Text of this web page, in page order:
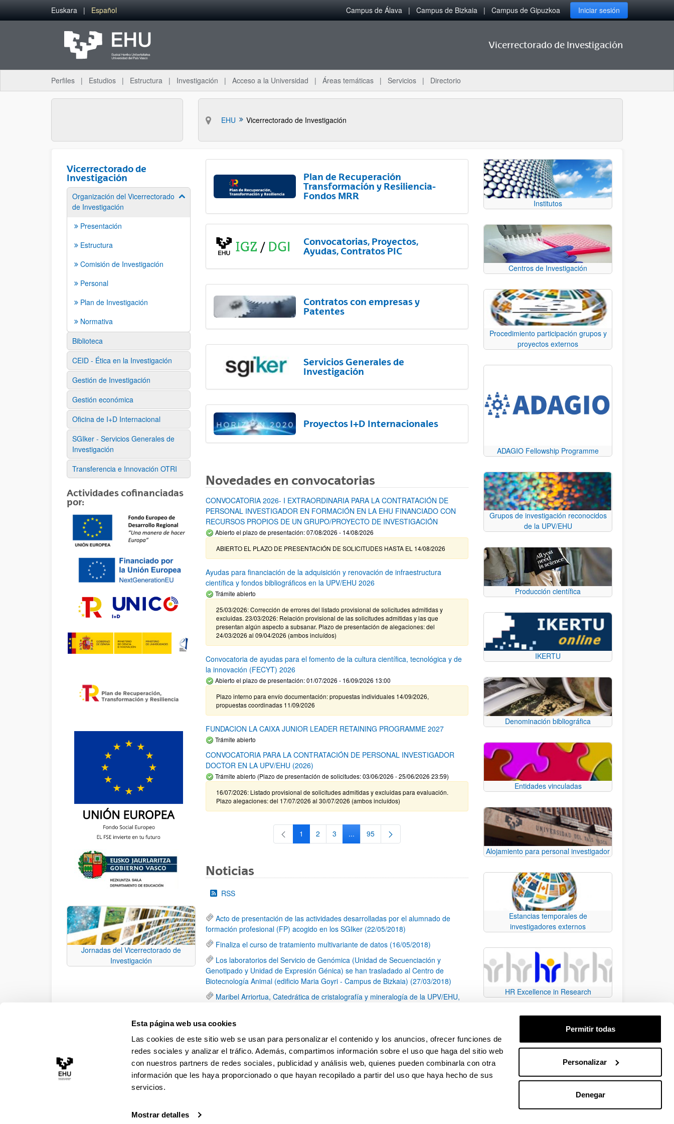
Esta página web usa cookies
Las cookies de este sitio web se usan para personalizar el contenido y los anuncios, ofrecer funciones de
redes sociales y analizar el tráfico. Además, compartimos información sobre el uso que haga del sitio web
con nuestros partners de redes sociales, publicidad y análisis web, quienes pueden combinarla con otra
información que les haya proporcionado o que hayan recopilado a partir del uso que haya hecho de sus
servicios.
Mostrar detalles
Permitir todas
Personalizar
Denegar
Saltar al contenido principal
Euskara Español Campus de Álava Campus de Bizkaia Campus de Gipuzkoa Iniciar sesión
Vicerrectorado de Investigación
Perfiles Estudios Estructura Investigación Acceso a la Universidad Áreas temáticas Servicios Directorio
EHU Vicerrectorado de Investigación
Vicerrectorado de
Investigación
Organización del Vicerrectorado
de Investigación
Mostrar/ocultar subpáginas
Presentación
Estructura
Comisión de Investigación
Personal
Plan de Investigación
Normativa
Biblioteca
CEID - Ética en la Investigación
Gestión de Investigación
Gestión económica
Oficina de I+D Internacional
SGIker - Servicios Generales de
Investigación
Transferencia e Innovación OTRI
Actividades cofinanciadas
por:
Jornadas del Vicerrectorado de
Investigación
Plan de Recuperación
Transformación y Resiliencia-
Fondos MRR
Convocatorias, Proyectos,
Ayudas, Contratos PIC
Contratos con empresas y
Patentes
Servicios Generales de
Investigación
Proyectos I+D Internacionales
Novedades en convocatorias
CONVOCATORIA 2026- I EXTRAORDINARIA PARA LA CONTRATACIÓN DE
PERSONAL INVESTIGADOR EN FORMACIÓN EN LA EHU FINANCIADO CON
RECURSOS PROPIOS DE UN GRUPO/PROYECTO DE INVESTIGACIÓN
Abierto el plazo de presentación: 07/08/2026 - 14/08/2026
ABIERTO EL PLAZO DE PRESENTACIÓN DE SOLICITUDES HASTA EL 14/08/2026
Ayudas para financiación de la adquisición y renovación de infraestructura
científica y fondos bibliográficos en la UPV/EHU 2026
Trámite abierto
25/03/2026: Corrección de errores del listado provisional de solicitudes admitidas y
excluidas. 23/03/2026: Relación provisional de las solicitudes admitidas y las que
presentan algún aspecto a subsanar. Plazo de presentación de alegaciones: del
24/03/2026 al 09/04/2026 (ambos incluídos)
Convocatoria de ayudas para el fomento de la cultura científica, tecnológica y de
la innovación (FECYT) 2026
Abierto el plazo de presentación: 01/07/2026 - 16/09/2026 13:00
Plazo interno para envío documentación: propuestas individuales 14/09/2026,
propuestas coordinadas 11/09/2026
FUNDACION LA CAIXA JUNIOR LEADER RETAINING PROGRAMME 2027
Trámite abierto
CONVOCATORIA PARA LA CONTRATACIÓN DE PERSONAL INVESTIGADOR
DOCTOR EN LA UPV/EHU (2026)
Trámite abierto (Plazo de presentación de solicitudes: 03/06/2026 - 25/06/2026 23:59)
16/07/2026: Listado provisional de solicitudes admitidas y excluidas para evaluación.
Plazo alegaciones: del 17/07/2026 al 30/07/2026 (ambos incluídos)
Página
1 Página
2 Página
3 ...Páginas intermedias Use TAB para desplazarse.
Página
95
Noticias
RSS
Acto de presentación de las actividades desarrolladas por el alumnado de
formación profesional (FP) acogido en los SGIker (22/05/2018)
Finaliza el curso de tratamiento multivariante de datos (16/05/2018)
Los laboratorios del Servicio de Genómica (Unidad de Secuenciación y
Genotipado y Unidad de Expresión Génica) se han trasladado al Centro de
Biotecnología Animal (edificio Maria Goyri - Campus de Bizkaia) (27/03/2018)
Maribel Arriortua, Catedrática de cristalografía y mineralogía de la UPV/EHU,
(12/03/2018)
Página
1 ...Páginas intermedias Use TAB para desplazarse.
Página
13 Página
14 Página
15 ...Páginas intermedias Use TAB para desplazarse.
Página
79
Institutos
Centros de Investigación
Procedimiento participación grupos y
proyectos externos
ADAGIO Fellowship Programme
Grupos de investigación reconocidos
de la UPV/EHU
Producción científica
IKERTU
Denominación bibliográfica
Entidades vinculadas
Alojamiento para personal investigador
Estancias temporales de
investigadores externos
HR Excellence in Research